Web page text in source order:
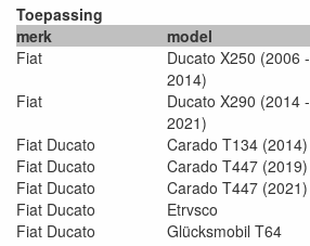
Toepassing
merk
model
Fiat
Ducato X250 (2006 -
2014)
Fiat
Ducato X290 (2014 -
2021)
Fiat Ducato
Carado T134 (2014)
Fiat Ducato
Carado T447 (2019)
Fiat Ducato
Carado T447 (2021)
Fiat Ducato
Etrvsco
Fiat Ducato
Glücksmobil T64